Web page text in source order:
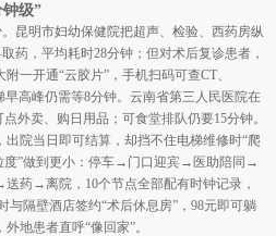
级”
昆明市妇幼保健院把超声、检验、西药房纵
，平均耗时28分钟；但对术后复诊患者，
一开通“云胶片”，手机扫码可查CT、
高峰仍需等8分钟。云南省第三人民医院在
外卖、购日用品；可食堂排队仍要15分钟。
院当日即可结算，却挡不住电梯维修时“爬
度”做到更小：停车→门口迎宾→医助陪同→
→离院，10个节点全部配有时钟记录，
与隔壁酒店签约“术后休息房”，98元即可躺
地患者直呼“像回家”。